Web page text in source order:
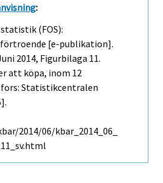
:
(FOS):
[e-publikation].
2014, Figurbilaga 11.
att köpa, inom 12
Statistikcentralen
2014/06/kbar_2014_06_